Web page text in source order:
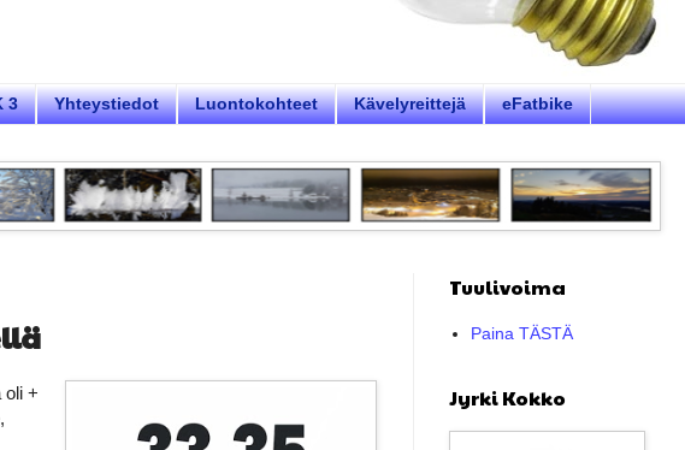
3 Yhteystiedot Luontokohteet Kävelyreittejä eFatbike
oli +
Tuulivoima
Paina TÄSTÄ
Jyrki Kokko